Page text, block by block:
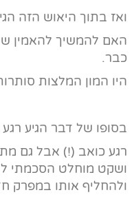
ואז בתוך היאוש הזה
האם להמשיך להאמין
כבר.
היו המון המלצות
בסופו של דבר הגיע
רגע כואב (!) אבל גם
ושקט מוחלט הסכמתי
ולהחליף אותו במפרק